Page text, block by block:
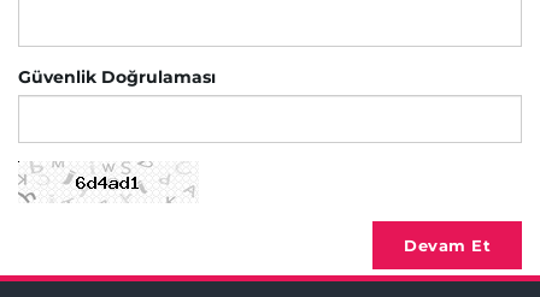
Güvenlik Doğrulaması
Devam Et